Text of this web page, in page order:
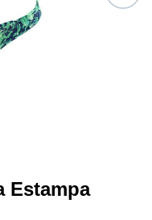
Estampa